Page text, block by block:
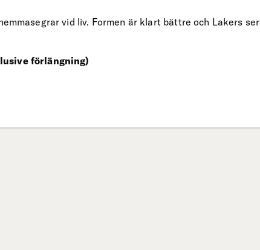
vid liv. Formen är klart bättre och Lakers ser
förlängning)